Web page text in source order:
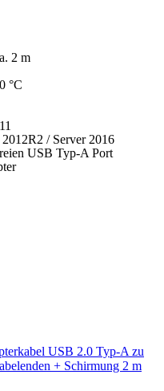
2 m
°C
/ Server 2016
USB Typ-A Port
USB 2.0 Typ-A zu
+ Schirmung 2 m